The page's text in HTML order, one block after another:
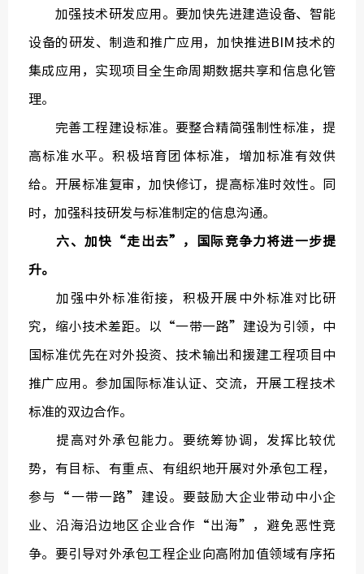
加强技术研发应用。要加快先进建造设备、智能
设备的研发、制造和推广应用，加快推进BIM技术的
集成应用，实现项目全生命周期数据共享和信息化管
理。
完善工程建设标准。要整合精简强制性标准，提
高标准水平。积极培育团体标准，增加标准有效供
给。开展标准复审，加快修订，提高标准时效性。同
时，加强科技研发与标准制定的信息沟通。
六、加快“走出去”，国际竞争力将进一步提
升。
加强中外标准衔接，积极开展中外标准对比研
究，缩小技术差距。以“一带一路”建设为引领，中
国标准优先在对外投资、技术输出和援建工程项目中
推广应用。参加国际标准认证、交流，开展工程技术
标准的双边合作。
提高对外承包能力。要统筹协调，发挥比较优
势，有目标、有重点、有组织地开展对外承包工程，
参与“一带一路”建设。要鼓励大企业带动中小企
业、沿海沿边地区企业合作“出海”，避免恶性竞
争。要引导对外承包工程企业向高附加值领域有序拓